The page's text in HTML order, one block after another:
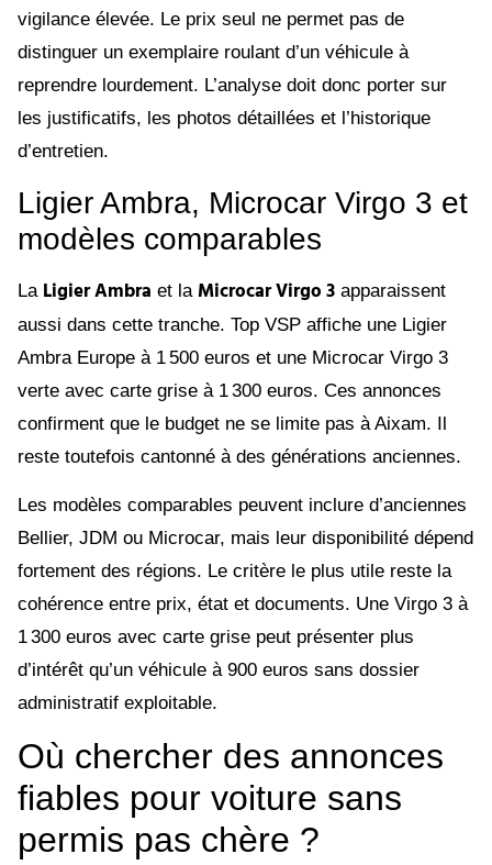
vigilance élevée. Le prix seul ne permet pas de
distinguer un exemplaire roulant d’un véhicule à
reprendre lourdement. L’analyse doit donc porter sur
les justificatifs, les photos détaillées et l’historique
d’entretien.
Ligier Ambra, Microcar Virgo 3 et
modèles comparables
La Ligier Ambra et la Microcar Virgo 3 apparaissent
aussi dans cette tranche. Top VSP affiche une Ligier
Ambra Europe à 1 500 euros et une Microcar Virgo 3
verte avec carte grise à 1 300 euros. Ces annonces
confirment que le budget ne se limite pas à Aixam. Il
reste toutefois cantonné à des générations anciennes.
Les modèles comparables peuvent inclure d’anciennes
Bellier, JDM ou Microcar, mais leur disponibilité dépend
fortement des régions. Le critère le plus utile reste la
cohérence entre prix, état et documents. Une Virgo 3 à
1 300 euros avec carte grise peut présenter plus
d’intérêt qu’un véhicule à 900 euros sans dossier
administratif exploitable.
Où chercher des annonces
fiables pour voiture sans
permis pas chère ?